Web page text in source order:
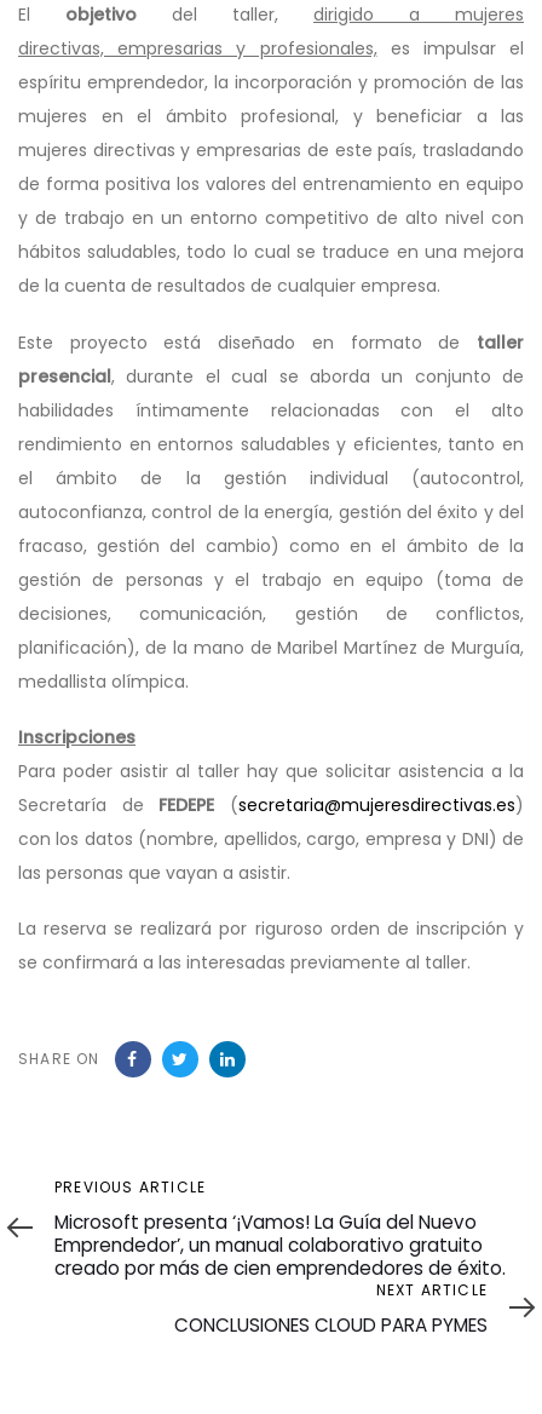
El objetivo del taller, dirigido a mujeres
directivas, empresarias y profesionales,es impulsar el
espíritu emprendedor, la incorporación y promoción de las
mujeres en el ámbito profesional, y beneficiar a las
mujeres directivas y empresarias de este país, trasladando
de forma positiva los valores del entrenamiento en equipo
y de trabajo en un entorno competitivo de alto nivel con
hábitos saludables, todo lo cual se traduce en una mejora
de la cuenta de resultados de cualquier empresa.
Este proyecto está diseñado en formato de taller
presencial, durante el cual se aborda un conjunto de
habilidades íntimamente relacionadas con el alto
rendimiento en entornos saludables y eficientes, tanto en
el ámbito de la gestión individual (autocontrol,
autoconfianza, control de la energía, gestión del éxito y del
fracaso, gestión del cambio) como en el ámbito de la
gestión de personas y el trabajo en equipo (toma de
decisiones, comunicación, gestión de conflictos,
planificación), de la mano de Maribel Martínez de Murguía,
medallista olímpica.
Inscripciones
Para poder asistir al taller hay que solicitar asistencia a la
Secretaría de FEDEPE (secretaria@mujeresdirectivas.es)
con los datos (nombre, apellidos, cargo, empresa y DNI) de
las personas que vayan a asistir.
La reserva se realizará por riguroso orden de inscripción y
se confirmará a las interesadas previamente al taller.
SHARE ON
Previous
Article
PREVIOUS ARTICLE
Microsoft presenta ‘¡Vamos! La Guía del Nuevo
Emprendedor’, un manual colaborativo gratuito
creado por más de cien emprendedores de éxito.
Article
NEXT ARTICLE
CONCLUSIONES CLOUD PARA PYMES